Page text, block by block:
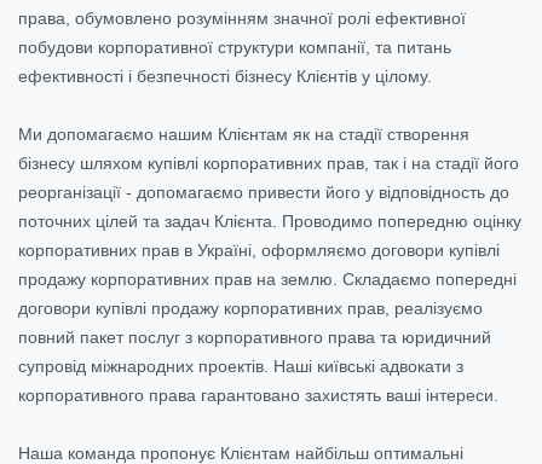
права, обумовлено розумінням значної ролі ефективної
побудови корпоративної структури компанії, та питань
ефективності і безпечності бізнесу Клієнтів у цілому.
Ми допомагаємо нашим Клієнтам як на стадії створення
бізнесу шляхом купівлі корпоративних прав, так і на стадії його
реорганізації - допомагаємо привести його у відповідность до
поточних цілей та задач Клієнта. Проводимо попередню оцінку
корпоративних прав в Україні, оформляємо договори купівлі
продажу корпоративних прав на землю. Складаємо попередні
договори купівлі продажу корпоративних прав, реалізуємо
повний пакет послуг з корпоративного права та юридичний
супровід міжнародних проектів. Наші київські адвокати з
корпоративного права гарантовано захистять ваші інтереси.
Наша команда пропонує Клієнтам найбільш оптимальні